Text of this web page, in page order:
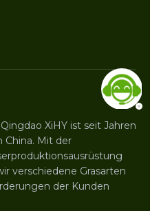
XiHY ist seit Jahren
China. Mit der
verschiedene Grasarten
der Kunden